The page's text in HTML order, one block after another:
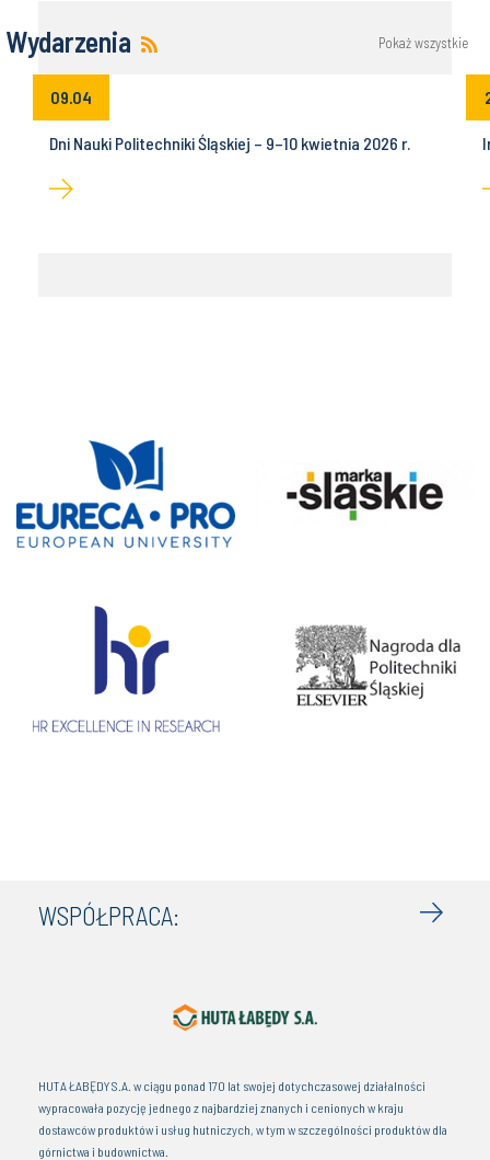
Wydarzenia Pokaż wszystkie
09.04
Dni Nauki Politechniki Śląskiej – 9–10 kwietnia 2026 r.
WSPÓŁPRACA:
HUTA ŁABĘDY S.A. w ciągu ponad 170 lat swojej dotychczasowej działalności
wypracowała pozycję jednego z najbardziej znanych i cenionych w kraju
dostawców produktów i usług hutniczych, w tym w szczególności produktów dla
górnictwa i budownictwa.